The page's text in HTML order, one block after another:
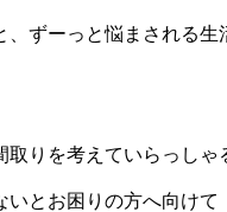
、ずーっと悩まされる生
取りを考えていらっしゃ
いとお困りの方へ向けて